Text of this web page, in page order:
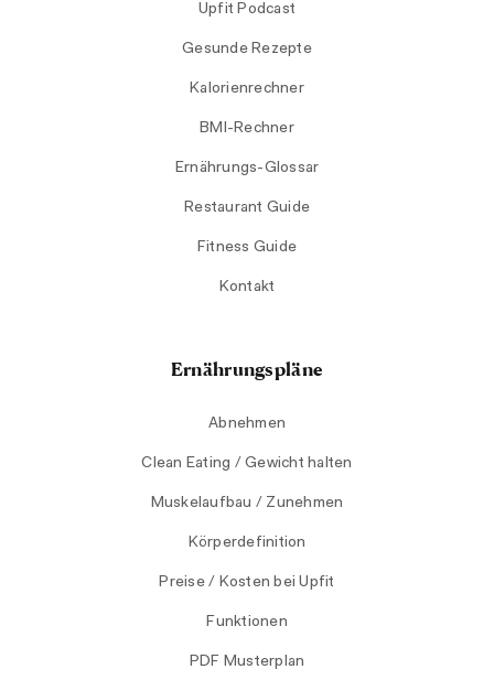
Upfit Podcast
Gesunde Rezepte
Kalorienrechner
BMI-Rechner
Ernährungs-Glossar
Restaurant Guide
Fitness Guide
Kontakt
Ernährungspläne
Abnehmen
Clean Eating / Gewicht halten
Muskelaufbau / Zunehmen
Körperdefinition
Preise / Kosten bei Upfit
Funktionen
PDF Musterplan